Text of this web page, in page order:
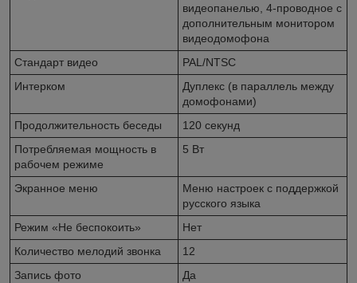
видеопанелью, 4-проводное с
дополнительным монитором
видеодомофона
Стандарт видео
PAL/NTSC
Интерком
Дуплекс (в параллель между
домофонами)
Продолжительность беседы
120 секунд
Потребляемая мощность в
рабочем режиме
5 Вт
Экранное меню
Меню настроек с поддержкой
русского языка
Режим «Не беспокоить»
Нет
Количество мелодий звонка
12
Запись фото
Да